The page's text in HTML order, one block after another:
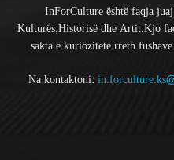
InForCulture është faqja
Kulturës,Historisë dhe Artit.Kjo
sakta e kuriozitete rreth
Na kontaktoni: